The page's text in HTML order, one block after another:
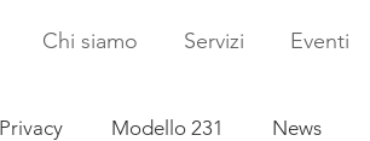
Chi siamo Servizi Eventi
Privacy Modello 231 News